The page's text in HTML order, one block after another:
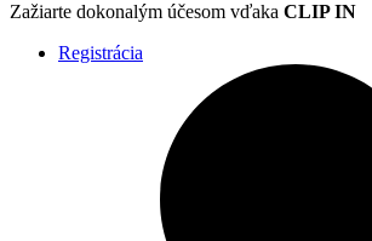
Zažiarte dokonalým účesom vďaka CLIP IN
Registrácia